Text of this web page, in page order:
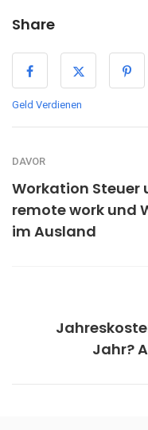
Share
Geld Verdienen
DAVOR
Workation Steuer
remote work und
im Ausland
Jahr?